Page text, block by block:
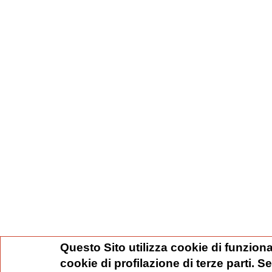
Questo Sito utilizza cookie di
cookie di profilazione di terze parti.